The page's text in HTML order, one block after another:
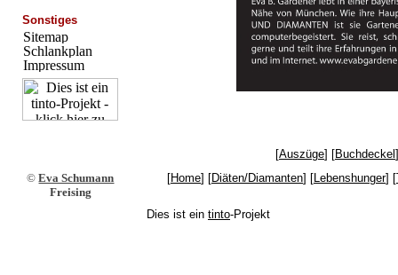
Sonstiges
[Auszüge] [Buchdeckel
©Eva Schumann
Freising
[Home] [Diäten/Diamanten] [Lebenshunger] [
Dies ist ein tinto-Projekt